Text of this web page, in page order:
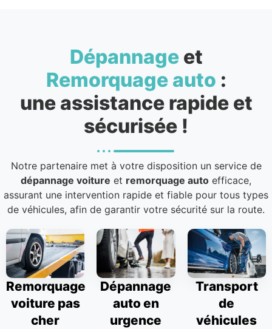
Dépannageet
Remorquage auto :
une assistance rapide et
sécurisée !
Notre partenaire met à votre disposition un service de
dépannage voiture et remorquage auto efficace,
assurant une intervention rapide et fiable pour tous types
de véhicules, afin de garantir votre sécurité sur la route.
Remorquage
voiture pas
cher
Dépannage
auto en
urgence
Transport
de
véhicules